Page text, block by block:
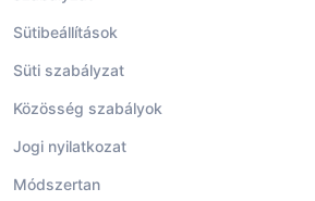
Sütibeállítások
Süti szabályzat
Közösség szabályok
Jogi nyilatkozat
Módszertan